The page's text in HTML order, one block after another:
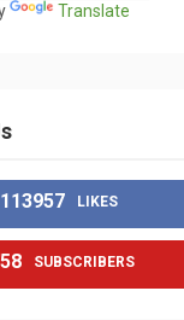
Translate
LIKES
SUBSCRIBERS